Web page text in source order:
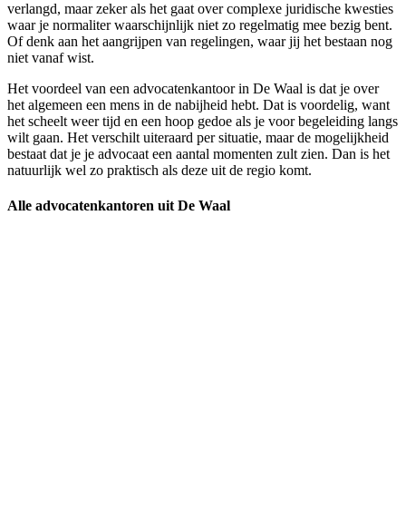
verlangd, maar zeker als het gaat over complexe juridische kwesties
waar je normaliter waarschijnlijk niet zo regelmatig mee bezig bent.
Of denk aan het aangrijpen van regelingen, waar jij het bestaan nog
niet vanaf wist.
Het voordeel van een advocatenkantoor in De Waal is dat je over
het algemeen een mens in de nabijheid hebt. Dat is voordelig, want
het scheelt weer tijd en een hoop gedoe als je voor begeleiding langs
wilt gaan. Het verschilt uiteraard per situatie, maar de mogelijkheid
bestaat dat je je advocaat een aantal momenten zult zien. Dan is het
natuurlijk wel zo praktisch als deze uit de regio komt.
Alle advocatenkantoren uit De Waal